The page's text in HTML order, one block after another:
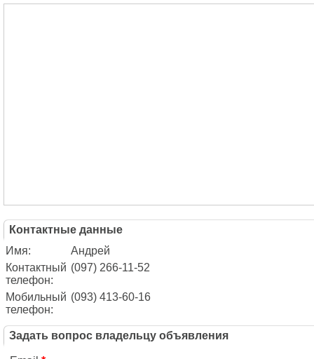
Контактные данные
Имя:
Андрей
Контактный
телефон:
(097) 266-11-52
Мобильный
телефон:
(093) 413-60-16
Задать вопрос владельцу объявления